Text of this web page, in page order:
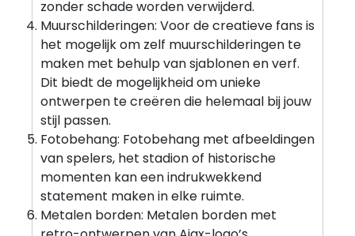
zonder schade worden verwijderd.
Muurschilderingen: Voor de creatieve fans is
het mogelijk om zelf muurschilderingen te
maken met behulp van sjablonen en verf.
Dit biedt de mogelijkheid om unieke
ontwerpen te creëren die helemaal bij jouw
stijl passen.
Fotobehang: Fotobehang met afbeeldingen
van spelers, het stadion of historische
momenten kan een indrukwekkend
statement maken in elke ruimte.
Metalen borden: Metalen borden met